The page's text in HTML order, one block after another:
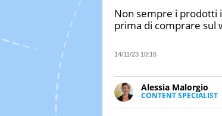
Non sempre i prodotti
prima di comprare sul
14/11/23 10:16
Alessia Malorgio
CONTENT SPECIALIST
Ha conseguito un